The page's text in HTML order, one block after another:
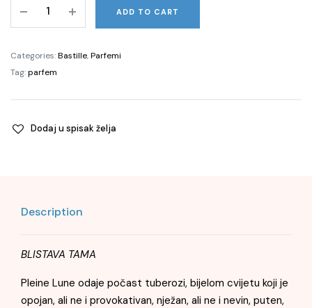
Lune,
quantity
ADD TO CART
Categories:Bastille,Parfemi
Tag:parfem
Dodaj u spisak želja
Description
BLISTAVA TAMA
Pleine Lune odaje počast tuberozi, bijelom cvijetu koji je
opojan, ali ne i provokativan, nježan, ali ne i nevin, puten,